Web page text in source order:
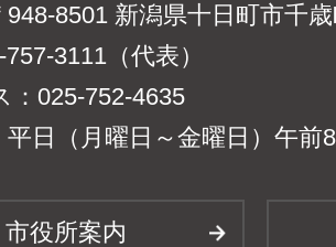
948-8501 新潟県十日町市千
3111（代表）
：025-752-4635
平日（月曜日～金曜日）午前
市役所案内